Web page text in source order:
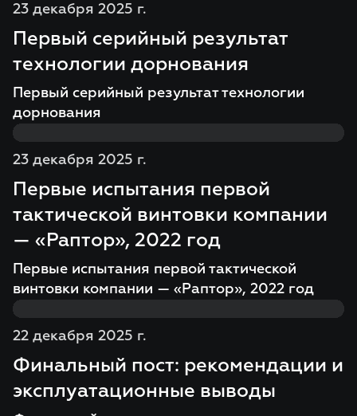
23 декабря 2025 г.
Первый серийный результат
технологии дорнования
Первый серийный результат технологии
дорнования
23 декабря 2025 г.
Первые испытания первой
тактической винтовки компании
— «Раптор», 2022 год
Первые испытания первой тактической
винтовки компании — «Раптор», 2022 год
22 декабря 2025 г.
Финальный пост: рекомендации и
эксплуатационные выводы